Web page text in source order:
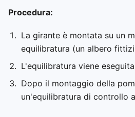
Procedura:
La girante è montata su un
equilibratura (un albero
L'equilibratura viene
Dopo il montaggio della
un'equilibratura di controllo